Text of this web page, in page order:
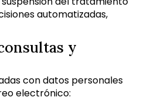
automatizadas,
y
con datos personales
electrónico: